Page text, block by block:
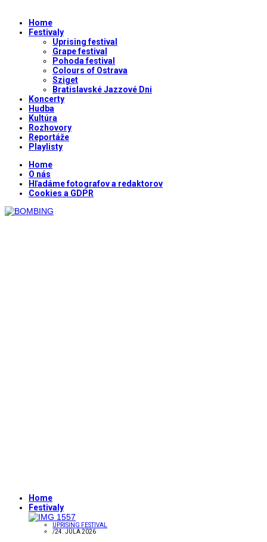
Home
Festivaly
Uprising festival
Grape festival
Pohoda festival
Colours of Ostrava
Sziget
Bratislavské Jazzové Dni
Koncerty
Hudba
Kultúra
Rozhovory
Reportáže
Playlisty
Home
O nás
Hľadáme fotografov a redaktorov
Cookies a GDPR
Home
Festivaly
UPRISING FESTIVAL
/24. JÚLA 2026